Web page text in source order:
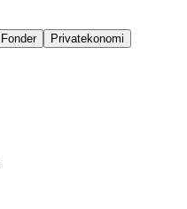
Fonder
Privatekonomi